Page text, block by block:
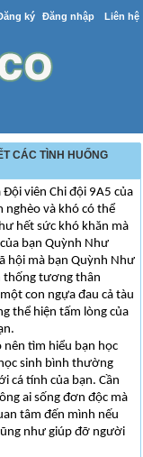
ký Đăng nhập Liên hệ
CÁC TÌNH HUỐNG
viên Chi đội 9A5 của
nghèo và khó có thể
hết sức khó khăn mà
bạn Quỳnh Như
hội mà bạn Quỳnh Như
thống tương thân
con ngựa đau cả tàu
thể hiện tấm lòng của
nên tìm hiểu bạn học
sinh bình thường
cá tính của bạn. Cần
ai sống đơn độc mà
tâm đến mình nếu
như giúp đỡ người